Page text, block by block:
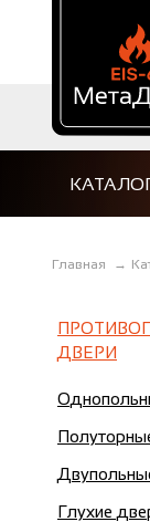
Главная →
ДВЕРИ
Глухие